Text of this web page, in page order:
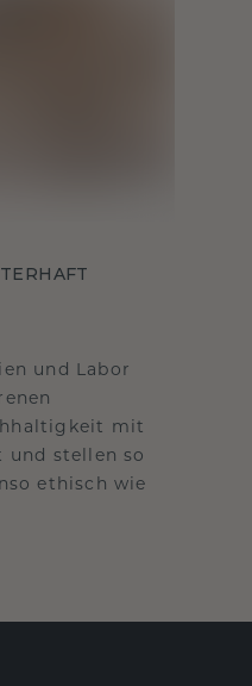
und Labor
mit
und stellen so
ethisch wie